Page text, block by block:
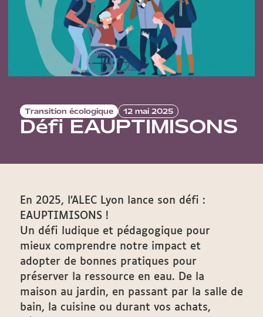
Transition écologique 12 mai 2025
Défi EAUPTIMISONS
En 2025, l’ALEC Lyon lance son défi :
EAUPTIMISONS !
Un défi ludique et pédagogique pour
mieux comprendre notre impact et
adopter de bonnes pratiques pour
préserver la ressource en eau. De la
maison au jardin, en passant par la salle de
bain, la cuisine ou durant vos achats,